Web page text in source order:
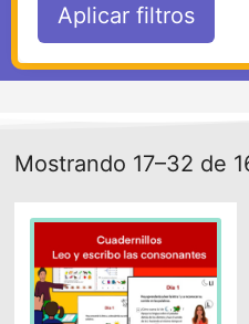
Aplicar filtros
Mostrando 17–32 de